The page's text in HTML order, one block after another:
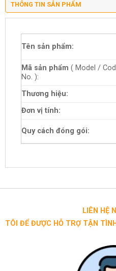
THÔNG TIN SẢN PHẨM
Tên sản phẩm:
Mã sản phẩm ( Model /
No. ):
Thương hiệu:
Đơn vị tính:
Quy cách đóng gói:
LIÊN HỆ NHÂN VIÊN
TÔI ĐỂ ĐƯỢC HỖ TRỢ TẬN TÌNH